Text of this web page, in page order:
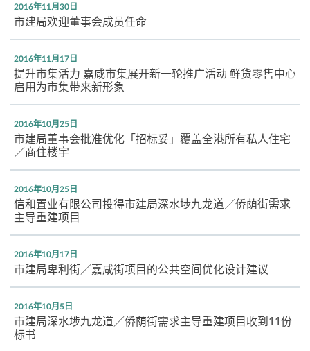
2016年11月30日
市建局欢迎董事会成员任命
2016年11月17日
提升市集活力 嘉咸市集展开新一轮推广活动 鲜货零售中心
启用为市集带来新形象
2016年10月25日
市建局董事会批准优化「招标妥」覆盖全港所有私人住宅
／商住楼宇
2016年10月25日
信和置业有限公司投得市建局深水埗九龙道／侨荫街需求
主导重建项目
2016年10月17日
市建局卑利街／嘉咸街项目的公共空间优化设计建议
2016年10月5日
市建局深水埗九龙道／侨荫街需求主导重建项目收到11份
标书